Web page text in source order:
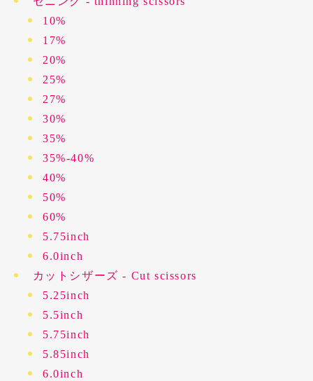
10%
17%
20%
25%
27%
30%
35%
35%-40%
40%
50%
60%
5.75inch
6.0inch
カットシザーズ - Cut scissors
5.25inch
5.5inch
5.75inch
5.85inch
6.0inch